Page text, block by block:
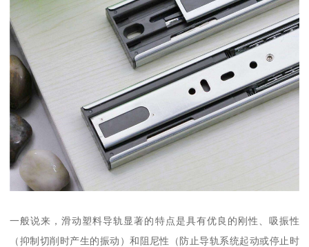
一般说来，滑动塑料导轨显著的特点是具有优良的刚性、吸振性
（抑制切削时产生的振动）和阻尼性（防止导轨系统起动或停止时